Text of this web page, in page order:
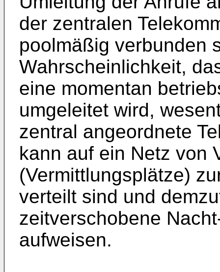
der zentralen
poolmäßig verbunden
Wahrscheinlichkeit,
eine momentan
umgeleitet wird,
zentral angeordnete
kann auf ein Netz von
(Vermittlungsplätze)
verteilt sind und
zeitverschobene
aufweisen.